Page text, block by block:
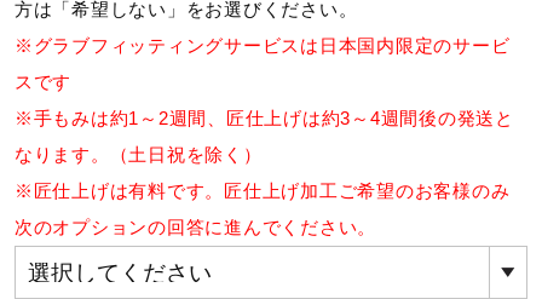
寝具／ミズノスリープ
アウトドア／レイン
サポーター
健康／エクササイズ
方は「希望しない」をお選びください。
※グラブフィッティングサービスは日本国内限定のサービ
スです
※手もみは約1～2週間、匠仕上げは約3～4週間後の発送と
なります。（土日祝を除く）
※匠仕上げは有料です。匠仕上げ加工ご希望のお客様のみ
次のオプションの回答に進んでください。